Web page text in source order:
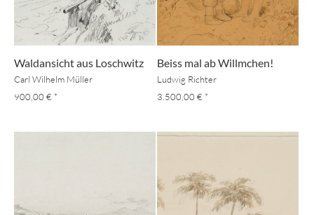
Waldansicht aus Loschwitz
Carl Wilhelm Müller
900,00 € *
Beiss mal ab Willmchen!
Ludwig Richter
3.500,00 € *